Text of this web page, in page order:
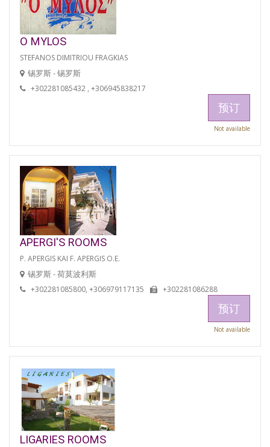
O MYLOS
STEFANOS DIMITRIOU FRAGKIAS
锡罗斯 - 锡罗斯
+302281085432 , +306945838217
预订
Not available
APERGI'S ROOMS
P. APERGIS KAI F. APERGIS O.E.
锡罗斯 - 荷莫波利斯
+302281085800, +306979117135 +302281086288
预订
Not available
LIGARIES ROOMS